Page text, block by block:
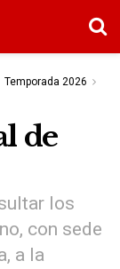
Temporada 2026
de
los
con sede
a la